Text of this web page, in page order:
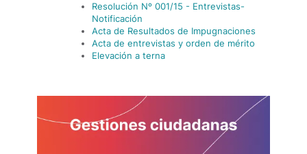
Resolución Nº 001/15 - Entrevistas-
Notificación
Acta de Resultados de Impugnaciones
Acta de entrevistas y orden de mérito
Elevación a terna